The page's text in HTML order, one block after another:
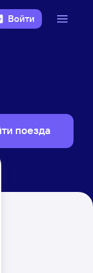
Войти
поезда